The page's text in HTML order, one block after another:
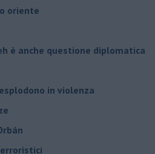
oriente
è anche questione diplomatica
in violenza